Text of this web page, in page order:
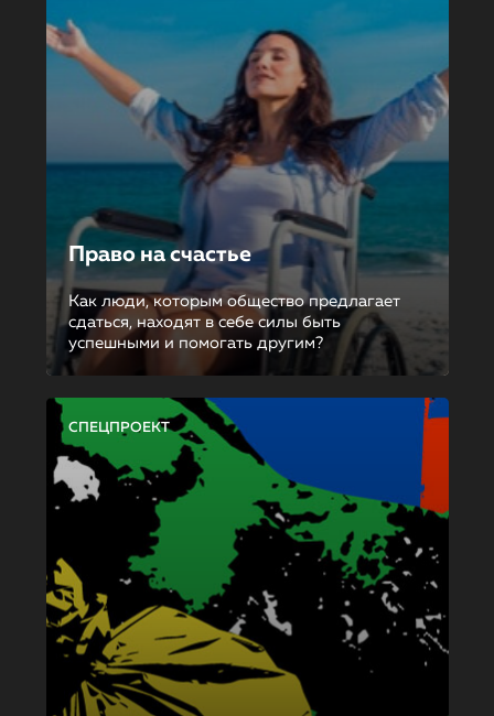
Право на счастье
Как люди, которым общество предлагает
сдаться, находят в себе силы быть
успешными и помогать другим?
СПЕЦПРОЕКТ